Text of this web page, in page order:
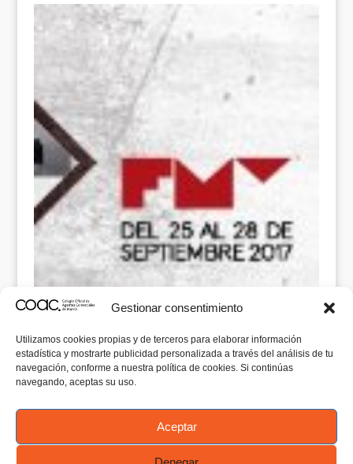
Gestionar consentimiento
Utilizamos cookies propias y de terceros para elaborar información
estadística y mostrarte publicidad personalizada a través del análisis de tu
navegación, conforme a nuestra política de cookies. Si continúas
navegando, aceptas su uso.
Aceptar